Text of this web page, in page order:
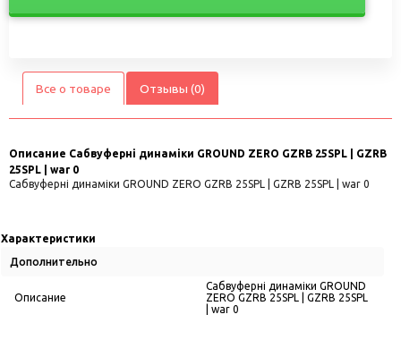
Все о товаре Отзывы (0)
Описание Сабвуферні динаміки GROUND ZERO GZRB 25SPL | GZRB
25SPL | war 0
Сабвуферні динаміки GROUND ZERO GZRB 25SPL | GZRB 25SPL | war 0
Характеристики
Дополнительно
Описание
Сабвуферні динаміки GROUND
ZERO GZRB 25SPL | GZRB 25SPL
| war 0